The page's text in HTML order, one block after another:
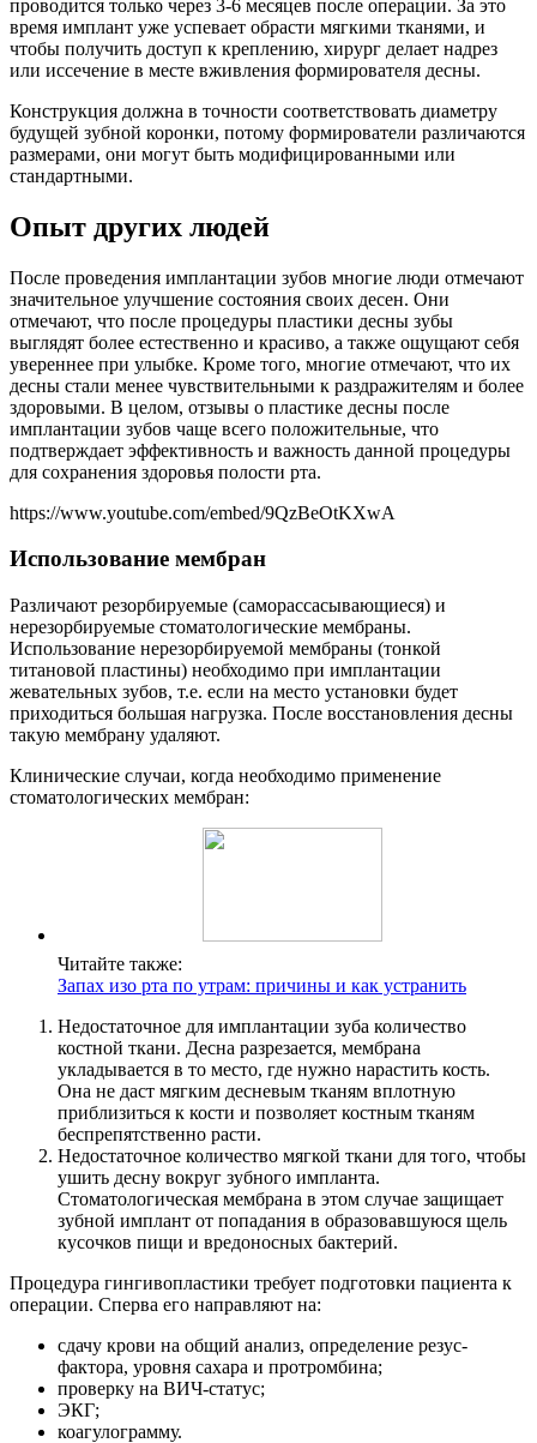
проводится только через 3-6 месяцев после операции. За это
время имплант уже успевает обрасти мягкими тканями, и
чтобы получить доступ к креплению, хирург делает надрез
или иссечение в месте вживления формирователя десны.
Конструкция должна в точности соответствовать диаметру
будущей зубной коронки, потому формирователи различаются
размерами, они могут быть модифицированными или
стандартными.
Опыт других людей
После проведения имплантации зубов многие люди отмечают
значительное улучшение состояния своих десен. Они
отмечают, что после процедуры пластики десны зубы
выглядят более естественно и красиво, а также ощущают себя
увереннее при улыбке. Кроме того, многие отмечают, что их
десны стали менее чувствительными к раздражителям и более
здоровыми. В целом, отзывы о пластике десны после
имплантации зубов чаще всего положительные, что
подтверждает эффективность и важность данной процедуры
для сохранения здоровья полости рта.
https://www.youtube.com/embed/9QzBeOtKXwA
Использование мембран
Различают резорбируемые (саморассасывающиеся) и
нерезорбируемые стоматологические мембраны.
Использование нерезорбируемой мембраны (тонкой
титановой пластины) необходимо при имплантации
жевательных зубов, т.е. если на место установки будет
приходиться большая нагрузка. После восстановления десны
такую мембрану удаляют.
Клинические случаи, когда необходимо применение
стоматологических мембран:
Читайте также:
Запах изо рта по утрам: причины и как устранить
Недостаточное для имплантации зуба количество
костной ткани. Десна разрезается, мембрана
укладывается в то место, где нужно нарастить кость.
Она не даст мягким десневым тканям вплотную
приблизиться к кости и позволяет костным тканям
беспрепятственно расти.
Недостаточное количество мягкой ткани для того, чтобы
ушить десну вокруг зубного импланта.
Стоматологическая мембрана в этом случае защищает
зубной имплант от попадания в образовавшуюся щель
кусочков пищи и вредоносных бактерий.
Процедура гингивопластики требует подготовки пациента к
операции. Сперва его направляют на:
сдачу крови на общий анализ, определение резус-
фактора, уровня сахара и протромбина;
проверку на ВИЧ-статус;
ЭКГ;
коагулограмму.